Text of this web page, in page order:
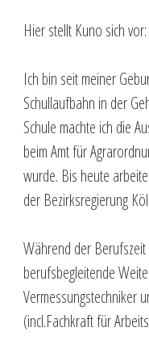
Hier stellt Kuno sich vor:
Ich bin seit meiner
Schullaufbahn in der
Schule machte ich die
beim Amt für
wurde. Bis heute
der Bezirksregierung
Während der
berufsbegleitende
Vermessungstechniker
(incl.Fachkraft für